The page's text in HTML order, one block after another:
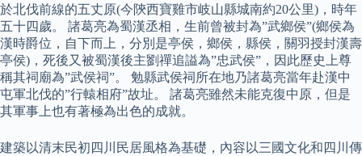
於北伐前線的五丈原(今陝西寶雞市岐山縣城南約20公里)，時年
五十四歲。 諸葛亮為蜀漢丞相，生前曾被封為”武鄉侯”(鄉侯為
漢時爵位，自下而上，分別是亭侯，鄉侯，縣侯，關羽授封漢壽
亭侯)，死後又被蜀漢後主劉禪追謚為”忠武侯”，因此歷史上尊
稱其祠廟為”武侯祠”。 勉縣武侯祠所在地乃諸葛亮當年赴漢中
屯軍北伐的”行轅相府”故址。 諸葛亮雖然未能克復中原，但是
其軍事上也有著極為出色的成就。
建築以清末民初四川民居風格為基礎，內容以三國文化和四川傳